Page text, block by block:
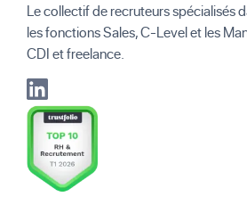
Le collectif de recruteurs spécialisés
les fonctions Sales, C-Level et les
CDI et freelance.